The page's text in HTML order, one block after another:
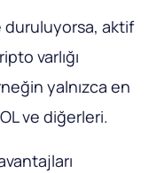
duruluyorsa, aktif
varlığı
yalnızca en
ve diğerleri.